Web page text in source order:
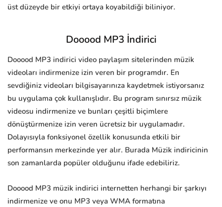
üst düzeyde bir etkiyi ortaya koyabildiği biliniyor.
Dooood MP3 İndirici
Dooood MP3 indirici video paylaşım sitelerinden müzik
videoları indirmenize izin veren bir programdır. En
sevdiğiniz videoları bilgisayarınıza kaydetmek istiyorsanız
bu uygulama çok kullanışlıdır. Bu program sınırsız müzik
videosu indirmenize ve bunları çeşitli biçimlere
dönüştürmenize izin veren ücretsiz bir uygulamadır.
Dolayısıyla fonksiyonel özellik konusunda etkili bir
performansın merkezinde yer alır. Burada Müzik indiricinin
son zamanlarda popüler olduğunu ifade edebiliriz.
Dooood MP3 müzik indirici internetten herhangi bir şarkıyı
indirmenize ve onu MP3 veya WMA formatına